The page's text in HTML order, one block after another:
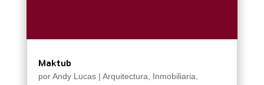
Maktub
porAndy Lucas| Arquitectura Inmobiliaria